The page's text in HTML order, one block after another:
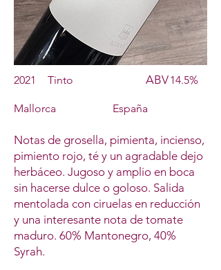
2021 Tinto 14.5%
ABV
Mallorca España
Notas de grosella, pimienta, incienso,
pimiento rojo, té y un agradable dejo
herbáceo. Jugoso y amplio en boca
sin hacerse dulce o goloso. Salida
mentolada con ciruelas en reducción
y una interesante nota de tomate
maduro. 60% Mantonegro, 40%
Syrah.